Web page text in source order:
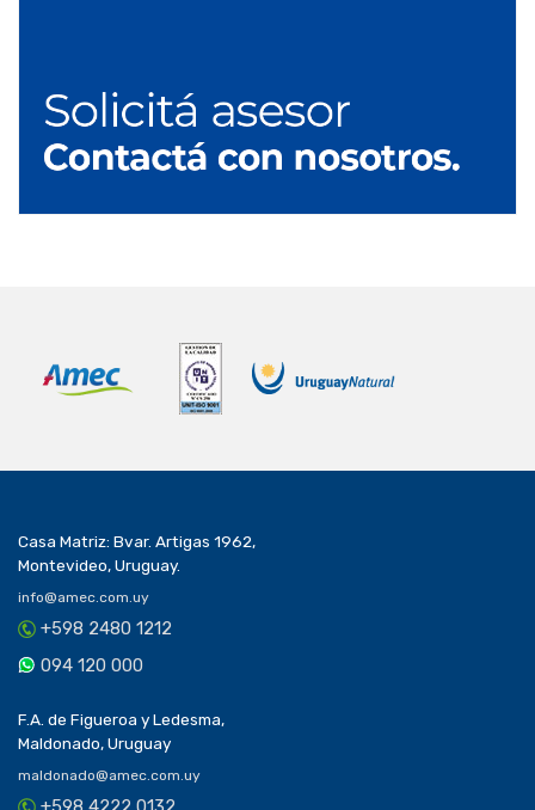
Casa Matriz: Bvar. Artigas 1962,
Montevideo, Uruguay.
info@amec.com.uy
+598 2480 1212
094 120 000
F.A. de Figueroa y Ledesma,
Maldonado, Uruguay
maldonado@amec.com.uy